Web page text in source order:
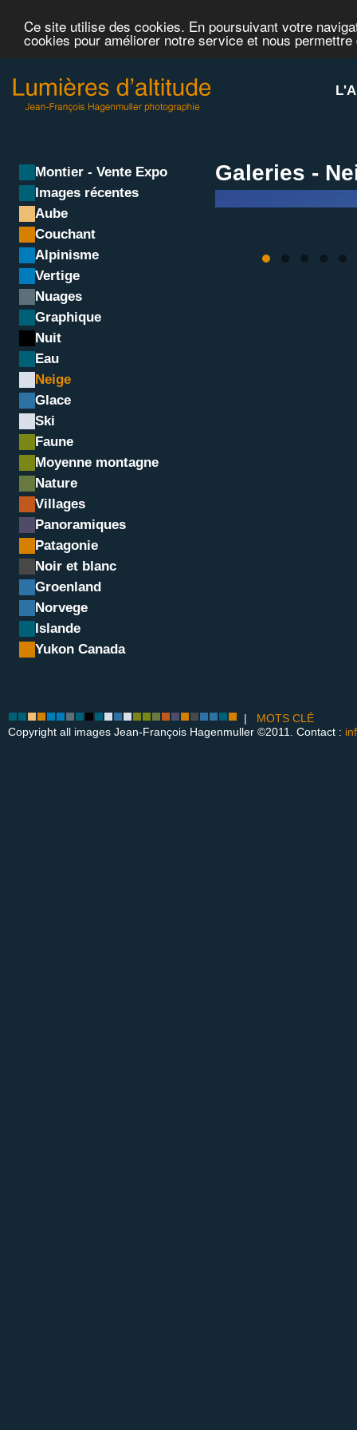
Ce site utilise des cookies. En poursuivant votre
cookies pour améliorer notre service et nous
Montier - Vente Expo
Images récentes
Aube
Couchant
Alpinisme
Vertige
Nuages
Graphique
Nuit
Eau
Neige
Glace
Ski
Faune
Moyenne montagne
Nature
Villages
Panoramiques
Patagonie
Noir et blanc
Groenland
Norvege
Islande
Yukon Canada
Galeries -
| MOTS CLÉ
Copyright all images Jean-François Hagenmuller ©2011. Contact :